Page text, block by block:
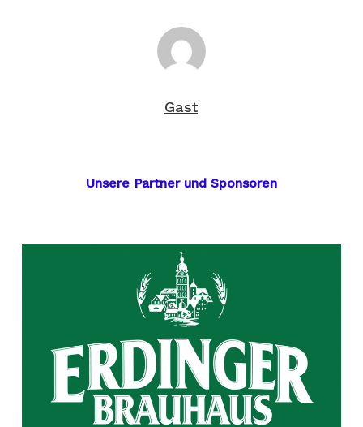
Gast
Unsere Partner und Sponsoren